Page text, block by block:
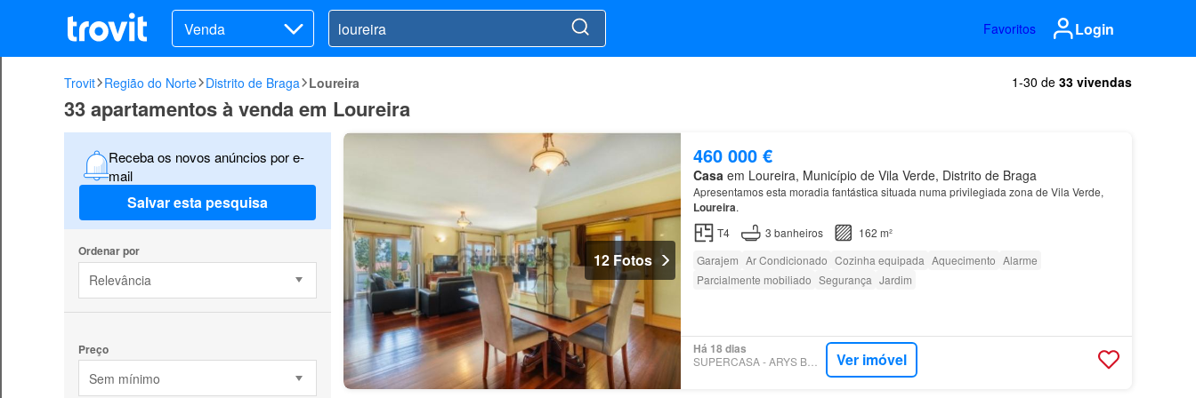
Venda Favoritos Login
Trovit Região do Norte Distrito de Braga Loureira 1-30 de 33 vivendas
33 apartamentos à venda em Loureira
Receba os novos anúncios por e-
mail
Salvar esta pesquisa
Ordenar por
Relevância
Preço
Sem mínimo
12 Fotos
460 000 €
Casaem Loureira, Município de Vila Verde, Distrito de Braga
Apresentamos esta moradia fantástica situada numa privilegiada zona de Vila Verde,
Loureira.
T4
3 banheiros
162 m²
Garajem Ar Condicionado Cozinha equipada Aquecimento Alarme
Parcialmente mobiliado Segurança Jardim
Há 18 dias
SUPERCASA - ARYS BRAGA CENTRO Ver imóvel